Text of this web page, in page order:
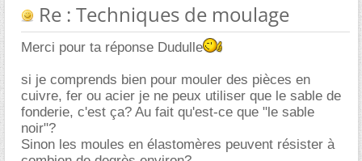
Re : Techniques de moulage
Merci pour ta réponse Dudulle
si je comprends bien pour mouler des pièces en
cuivre, fer ou acier je ne peux utiliser que le sable de
fonderie, c'est ça? Au fait qu'est-ce que "le sable
noir"?
Sinon les moules en élastomères peuvent résister à